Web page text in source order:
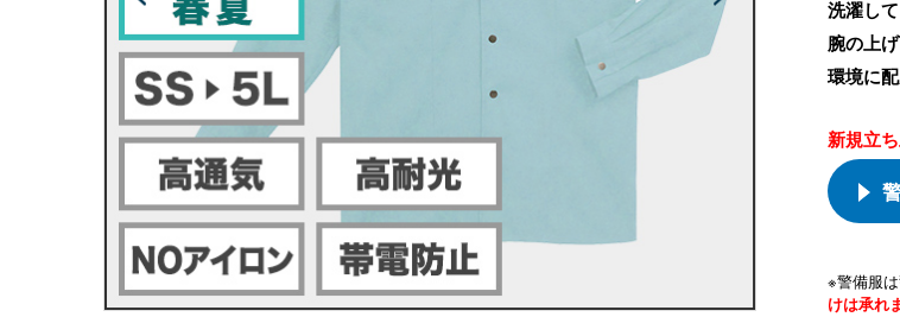
洗濯し
腕の上
環境に
新規立
※警備服
けは承れ